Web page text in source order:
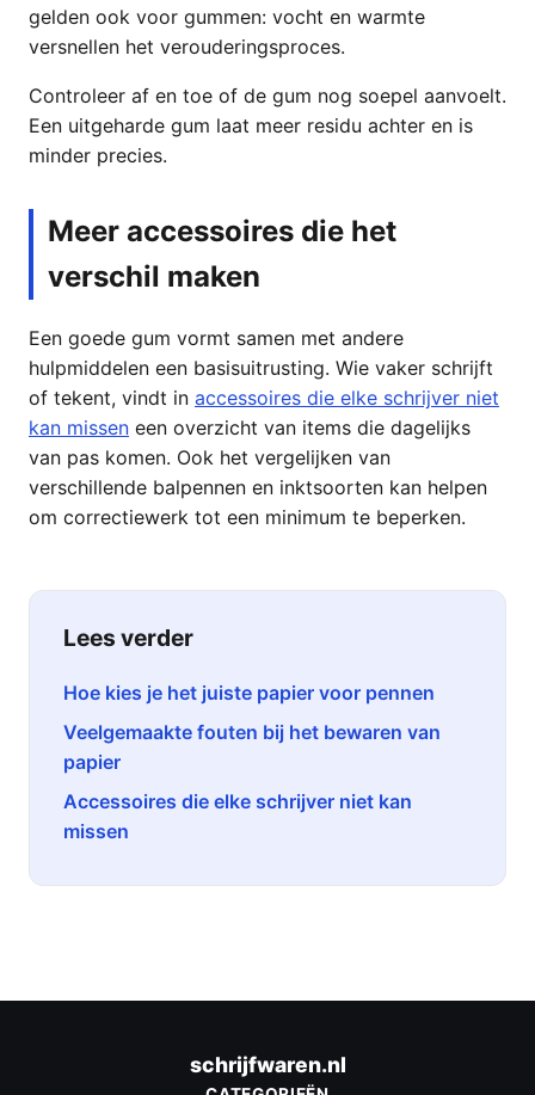
gelden ook voor gummen: vocht en warmte
versnellen het verouderingsproces.
Controleer af en toe of de gum nog soepel aanvoelt.
Een uitgeharde gum laat meer residu achter en is
minder precies.
Meer accessoires die het
verschil maken
Een goede gum vormt samen met andere
hulpmiddelen een basisuitrusting. Wie vaker schrijft
of tekent, vindt in accessoires die elke schrijver niet
kan missen een overzicht van items die dagelijks
van pas komen. Ook het vergelijken van
verschillende balpennen en inktsoorten kan helpen
om correctiewerk tot een minimum te beperken.
Lees verder
Hoe kies je het juiste papier voor pennen
Veelgemaakte fouten bij het bewaren van
papier
Accessoires die elke schrijver niet kan
missen
schrijfwaren.nl